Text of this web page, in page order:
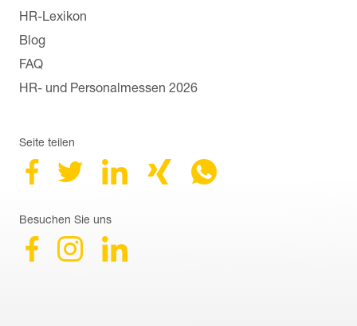
HR-Lexikon
Blog
FAQ
HR- und Personalmessen 2026
Seite teilen
Besuchen Sie uns